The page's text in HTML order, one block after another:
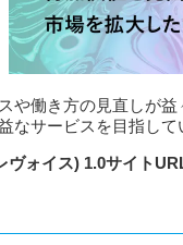
や働き方の見直しが
なサービスを目指して
ヴォイス) 1.0サイト